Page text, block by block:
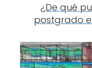
¿De qué
postgrado